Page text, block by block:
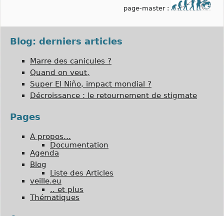
page-master :
Blog: derniers articles
Marre des canicules ?
Quand on veut,
Super El Niño, impact mondial ?
Décroissance : le retournement de stigmate
Pages
A propos…
Documentation
Agenda
Blog
Liste des Articles
veille.eu
.. et plus
Thématiques